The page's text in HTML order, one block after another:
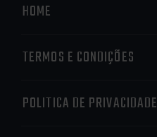
HOME
TERMOS E CONDIÇÕES
POLITICA DE PRIVACIDADE